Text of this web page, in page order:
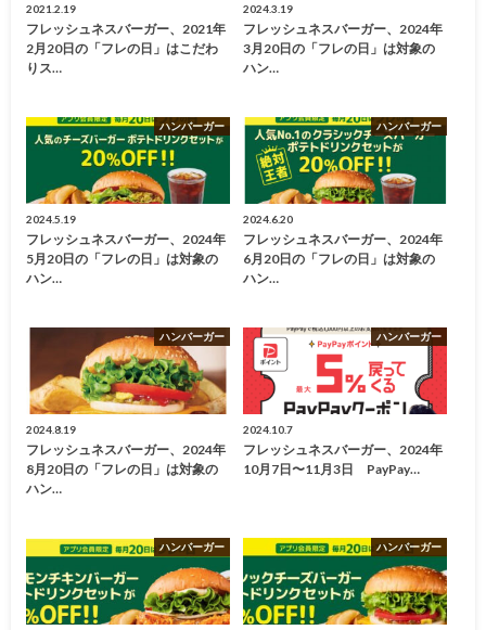
2021.2.19
フレッシュネスバーガー、2021年
2月20日の「フレの日」はこだわ
りス…
2024.3.19
フレッシュネスバーガー、2024年
3月20日の「フレの日」は対象の
ハン…
ハンバーガー
2024.5.19
フレッシュネスバーガー、2024年
5月20日の「フレの日」は対象の
ハン…
ハンバーガー
2024.6.20
フレッシュネスバーガー、2024年
6月20日の「フレの日」は対象の
ハン…
ハンバーガー
2024.8.19
フレッシュネスバーガー、2024年
8月20日の「フレの日」は対象の
ハン…
ハンバーガー
2024.10.7
フレッシュネスバーガー、2024年
10月7日〜11月3日 PayPay…
ハンバーガー ハンバーガー